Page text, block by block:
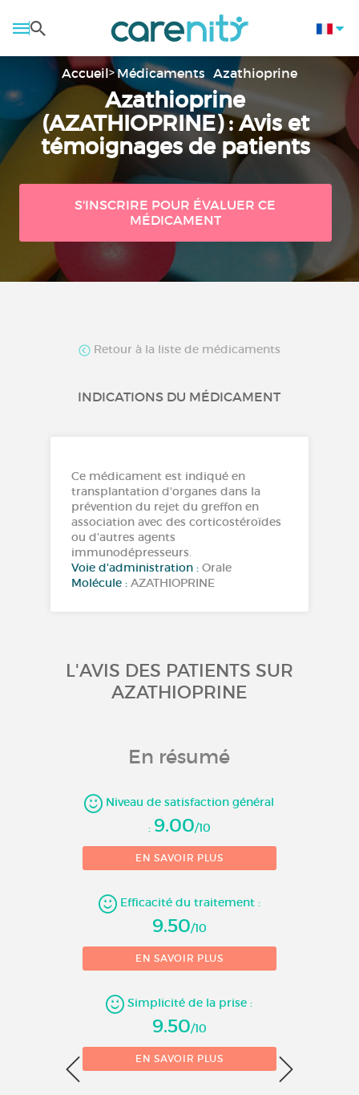
Accueil Médicaments Azathioprine
Azathioprine
(AZATHIOPRINE) : Avis et
témoignages de patients
S'INSCRIRE POUR ÉVALUER CE
MÉDICAMENT
Retour à la liste de médicaments
INDICATIONS DU MÉDICAMENT
Ce médicament est indiqué en
transplantation d'organes dans la
prévention du rejet du greffon en
association avec des corticostéroïdes
ou d'autres agents
immunodépresseurs.
Voie d'administration :Orale
Molécule :AZATHIOPRINE
L'AVIS DES PATIENTS SUR
AZATHIOPRINE
En résumé
Niveau de satisfaction général
: 9.00/10
EN SAVOIR PLUS
Efficacité du traitement :
9.50/10
EN SAVOIR PLUS
Simplicité de la prise :
9.50/10
EN SAVOIR PLUS